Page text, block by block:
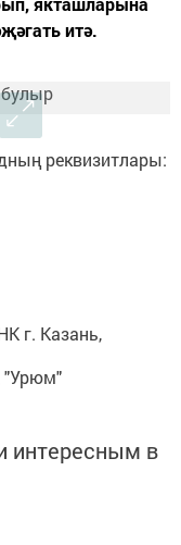
итә.
реквизитлары:
г. Казань,
"Урюм"
интересным в